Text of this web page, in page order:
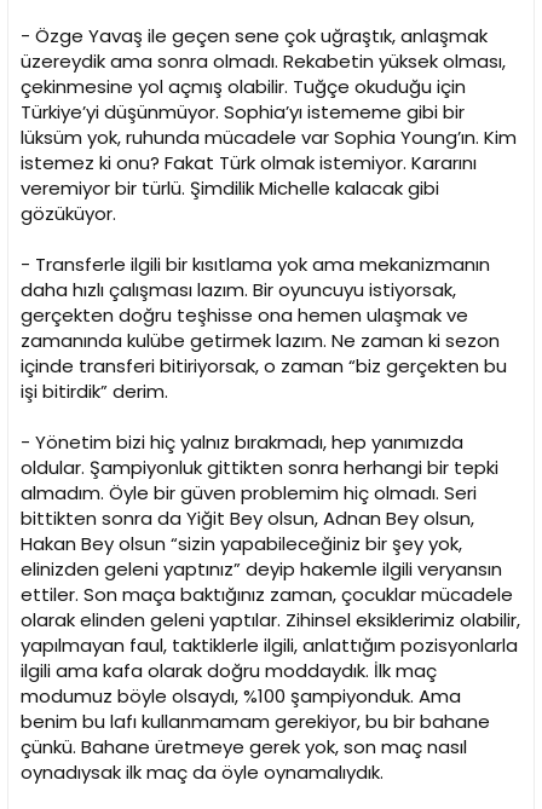
- Özge Yavaş ile geçen sene çok uğraştık, anlaşmak
üzereydik ama sonra olmadı. Rekabetin yüksek olması,
çekinmesine yol açmış olabilir. Tuğçe okuduğu için
Türkiye’yi düşünmüyor. Sophia’yı istememe gibi bir
lüksüm yok, ruhunda mücadele var Sophia Young’ın. Kim
istemez ki onu? Fakat Türk olmak istemiyor. Kararını
veremiyor bir türlü. Şimdilik Michelle kalacak gibi
gözüküyor.
- Transferle ilgili bir kısıtlama yok ama mekanizmanın
daha hızlı çalışması lazım. Bir oyuncuyu istiyorsak,
gerçekten doğru teşhisse ona hemen ulaşmak ve
zamanında kulübe getirmek lazım. Ne zaman ki sezon
içinde transferi bitiriyorsak, o zaman “biz gerçekten bu
işi bitirdik” derim.
- Yönetim bizi hiç yalnız bırakmadı, hep yanımızda
oldular. Şampiyonluk gittikten sonra herhangi bir tepki
almadım. Öyle bir güven problemim hiç olmadı. Seri
bittikten sonra da Yiğit Bey olsun, Adnan Bey olsun,
Hakan Bey olsun “sizin yapabileceğiniz bir şey yok,
elinizden geleni yaptınız” deyip hakemle ilgili veryansın
ettiler. Son maça baktığınız zaman, çocuklar mücadele
olarak elinden geleni yaptılar. Zihinsel eksiklerimiz olabilir,
yapılmayan faul, taktiklerle ilgili, anlattığım pozisyonlarla
ilgili ama kafa olarak doğru moddaydık. İlk maç
modumuz böyle olsaydı, %100 şampiyonduk. Ama
benim bu lafı kullanmamam gerekiyor, bu bir bahane
çünkü. Bahane üretmeye gerek yok, son maç nasıl
oynadıysak ilk maç da öyle oynamalıydık.